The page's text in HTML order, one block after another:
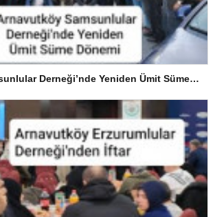
Arnavutköy Samsunlular Derneği’nde Yeniden Ümit Süme Dönemi